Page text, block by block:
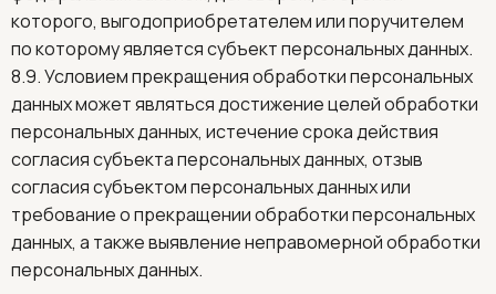
которого, выгодоприобретателем или поручителем
по которому является субъект персональных данных.
8.9. Условием прекращения обработки персональных
данных может являться достижение целей обработки
персональных данных, истечение срока действия
согласия субъекта персональных данных, отзыв
согласия субъектом персональных данных или
требование о прекращении обработки персональных
данных, а также выявление неправомерной обработки
персональных данных.